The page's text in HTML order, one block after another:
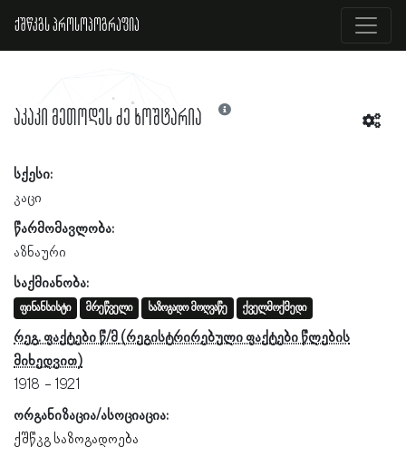
ქშწკგს პროსოპოგრაფია
აკაკი მეთოდეს ძე ხოშტარია
სქესი:
კაცი
წარმომავლობა:
აზნაური
საქმიანობა:
ფინანსისტი მრეწველი საზოგადო მოღვაწე ქველმოქმედი
რეგ. ფაქტები წ/მ
1918
1921
ორგანიზაცია/ასოციაცია:
ქშწკგ საზოგადოება